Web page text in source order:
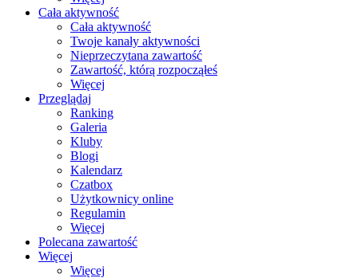
Cała aktywność
Cała aktywność
Twoje kanały aktywności
Nieprzeczytana zawartość
Zawartość, którą rozpocząłeś
Więcej
Przeglądaj
Ranking
Galeria
Kluby
Blogi
Kalendarz
Czatbox
Użytkownicy online
Regulamin
Więcej
Polecana zawartość
Więcej
Więcej